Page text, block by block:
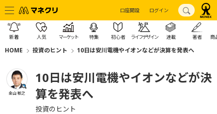
口座開設 ログイン
新着 人気 マーケット 特集 初心者 ライフデザイン 連載 著者 商
HOME 投資のヒント 10日は安川電機やイオンなどが決算を発表へ
金山 敏之
10日は安川電機やイオンなどが決
算を発表へ
投資のヒント